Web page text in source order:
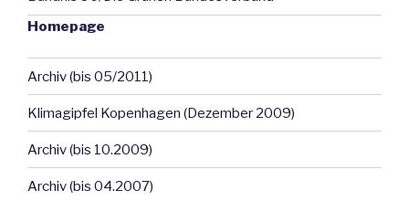
Homepage
Archiv (bis 05/2011)
Klimagipfel Kopenhagen (Dezember 2009)
Archiv (bis 10.2009)
Archiv (bis 04.2007)